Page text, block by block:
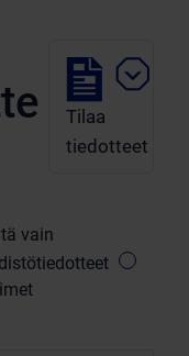
Tilaa
tiedotteet
vain